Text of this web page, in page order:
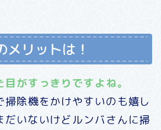
リットは！
がすっきりですよね。
除機をかけやすいのも嬉し
だいないけどルンバさんに掃